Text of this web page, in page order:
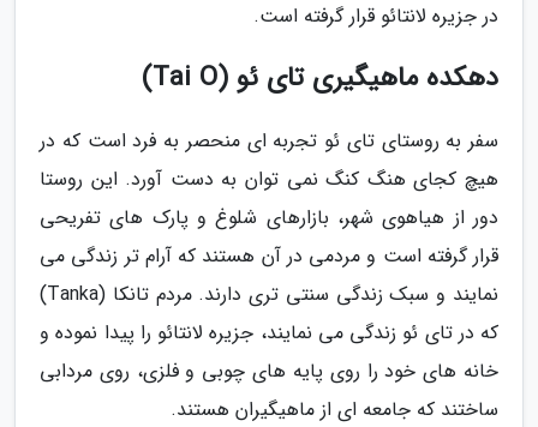
در جزیره لانتائو قرار گرفته است.
دهکده ماهیگیری تای ئو (Tai O)
سفر به روستای تای ئو تجربه ای منحصر به فرد است که در
هیچ کجای هنگ کنگ نمی توان به دست آورد. این روستا
دور از هیاهوی شهر، بازارهای شلوغ و پارک های تفریحی
قرار گرفته است و مردمی در آن هستند که آرام تر زندگی می
نمایند و سبک زندگی سنتی تری دارند. مردم تانکا (Tanka)
که در تای ئو زندگی می نمایند، جزیره لانتائو را پیدا نموده و
خانه های خود را روی پایه های چوبی و فلزی، روی مردابی
ساختند که جامعه ای از ماهیگیران هستند.